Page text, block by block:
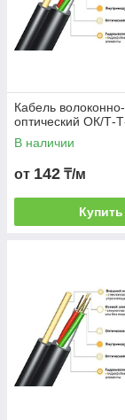
Кабель волоконно-
оптический ОК/Т-
В наличии
от 142 ₸/м
Купить